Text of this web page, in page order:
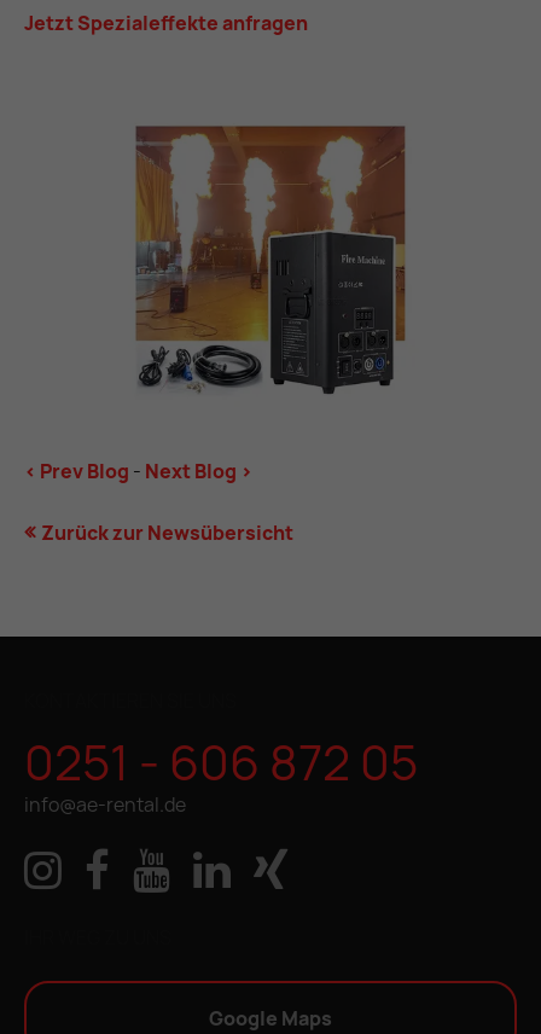
Jetzt Spezialeffekte anfragen
< Prev Blog - Next Blog >
Zurück zur Newsübersicht
0251 - 606 872 05
info@ae-rental.de
Google Maps